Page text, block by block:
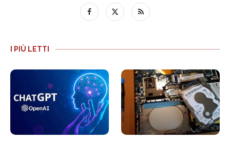
I PIÙ LETTI